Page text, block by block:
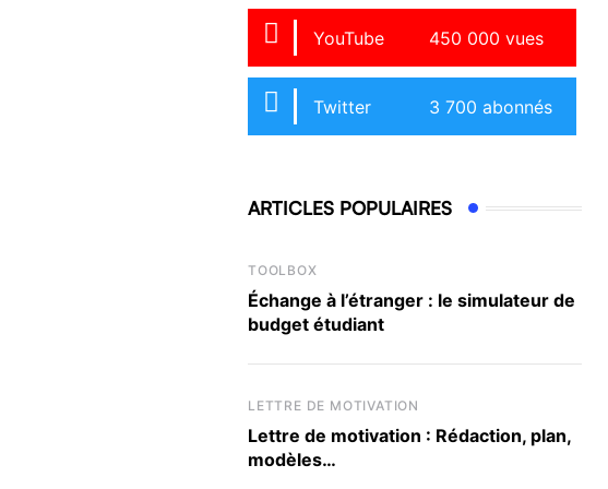
YouTube 450 000 vues
Twitter 3 700 abonnés
ARTICLES POPULAIRES
TOOLBOX
Échange à l’étranger : le simulateur de
budget étudiant
LETTRE DE MOTIVATION
Lettre de motivation : Rédaction, plan,
modèles…